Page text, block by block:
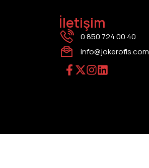
İletişim
0 850 724 00 40
info@jokerofis.com